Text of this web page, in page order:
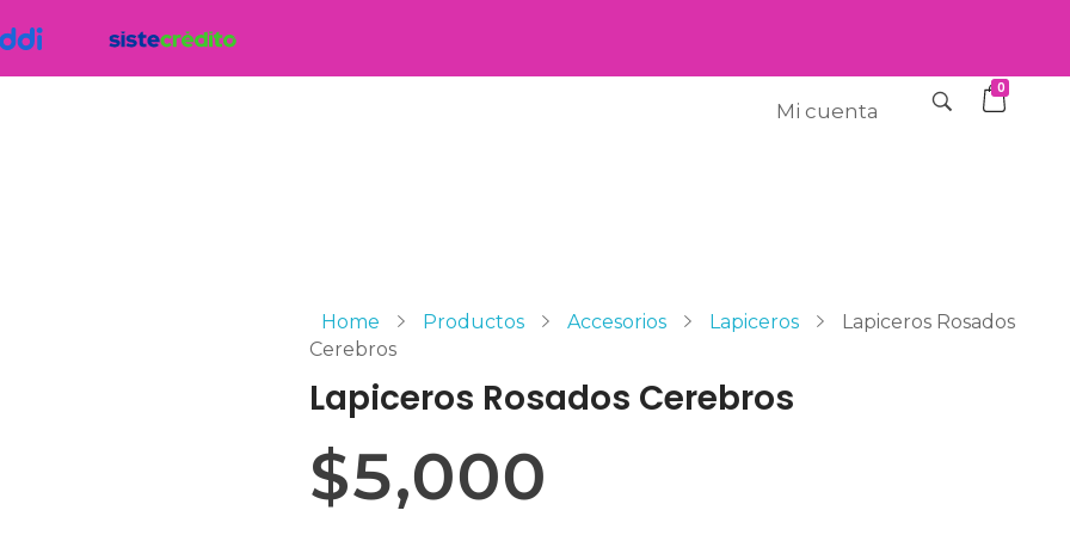
Mi cuenta
0
Home Productos Accesorios Lapiceros
Lapiceros Rosados
Cerebros
Lapiceros Rosados Cerebros
$5,000